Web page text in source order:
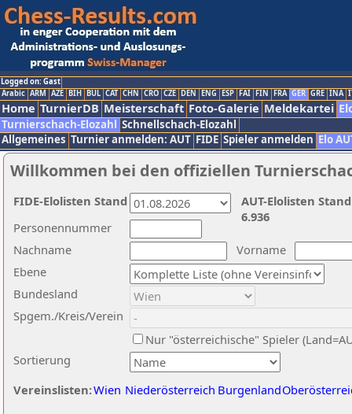
Logged on: Gast
Arabic ARM AZE BIH BUL CAT CHN CRO CZE DEN ENG ESP FAI FIN FRA GER GRE INA
Home TurnierDB Meisterschaft Foto-Galerie Meldekartei
Turnierschach-Elozahl Schnellschach-Elozahl
Allgemeines Turnier anmelden: AUT FIDE Spieler anmelden Elo
Willkommen bei den offiziellen
Nachname
Vorname
Ebene
Sortierung
Personennummer
Bundesland
Spgem./Kreis/Verein
Nur "österreichische" Spieler
Vereinslisten:Wien Niederösterreich Burgenland
AUT-Elolisten
6.936
FIDE-Elolisten Stand